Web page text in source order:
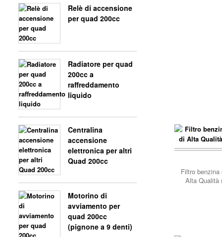
Relè di accensione
per quad 200cc
Radiatore per quad
200cc a
raffreddamento
liquido
Centralina
accensione
elettronica per altri
Quad 200cc
Motorino di
avviamento per
quad 200cc
(pignone a 9 denti)
Filtro
Alta Qualità